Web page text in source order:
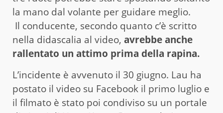
la mano dal volante per guidare meglio.
Il conducente, secondo quanto c’è scritto
nella didascalia al video, avrebbe anche
rallentato un attimo prima della rapina.
L’incidente è avvenuto il 30 giugno. Lau ha
postato il video su Facebook il primo luglio e
il filmato è stato poi condiviso su un portale